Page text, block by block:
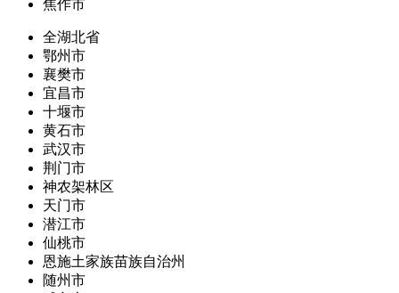
焦作市
全湖北省
鄂州市
襄樊市
宜昌市
十堰市
黄石市
武汉市
荆门市
神农架林区
天门市
潜江市
仙桃市
恩施土家族苗族自治州
随州市